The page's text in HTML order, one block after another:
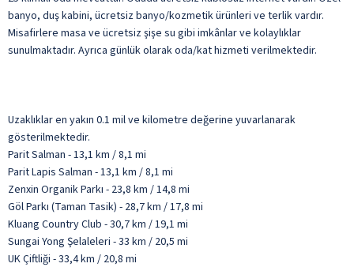
banyo, duş kabini, ücretsiz banyo/kozmetik ürünleri ve terlik vardır.
Misafirlere masa ve ücretsiz şişe su gibi imkânlar ve kolaylıklar
sunulmaktadır. Ayrıca günlük olarak oda/kat hizmeti verilmektedir.
Uzaklıklar en yakın 0.1 mil ve kilometre değerine yuvarlanarak
gösterilmektedir.
Parit Salman - 13,1 km / 8,1 mi
Parit Lapis Salman - 13,1 km / 8,1 mi
Zenxin Organik Parkı - 23,8 km / 14,8 mi
Göl Parkı (Taman Tasik) - 28,7 km / 17,8 mi
Kluang Country Club - 30,7 km / 19,1 mi
Sungai Yong Şelaleleri - 33 km / 20,5 mi
UK Çiftliği - 33,4 km / 20,8 mi